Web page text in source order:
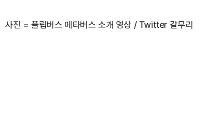
사진 = 플립버스 메타버스 소개 영상 / Twitter 갈무리